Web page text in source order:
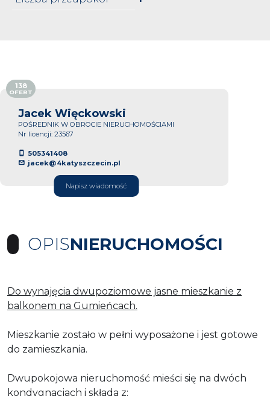
Jacek Więckowski
POŚREDNIK W OBROCIE NIERUCHOMOŚCIAMI
Nr licencji: 23567
505341408
jacek@4katyszczecin.pl
Napisz wiadomość
138
OFERT
OPISNIERUCHOMOŚCI
Do wynajęcia dwupoziomowe jasne mieszkanie z
balkonem na Gumieńcach.
Mieszkanie zostało w pełni wyposażone i jest gotowe
do zamieszkania.
Dwupokojowa nieruchomość mieści się na dwóch
kondygnacjach i składa z: